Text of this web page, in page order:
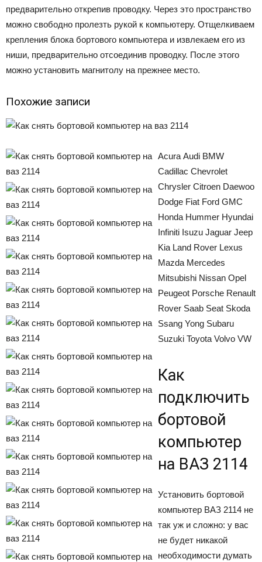
предварительно открепив проводку. Через это пространство
можно свободно пролезть рукой к компьютеру. Отщелкиваем
крепления блока бортового компьютера и извлекаем его из
ниши, предварительно отсоединив проводку. После этого
можно установить магнитолу на прежнее место.
Похожие записи
Acura Audi BMW
Cadillac Chevrolet
Chrysler Citroen Daewoo
Dodge Fiat Ford GMC
Honda Hummer Hyundai
Infiniti Isuzu Jaguar Jeep
Kia Land Rover Lexus
Mazda Mercedes
Mitsubishi Nissan Opel
Peugeot Porsche Renault
Rover Saab Seat Skoda
Ssang Yong Subaru
Suzuki Toyota Volvo VW
Как
подключить
бортовой
компьютер
на ВАЗ 2114
Установить бортовой
компьютер ВАЗ 2114 не
так уж и сложно: у вас
не будет никакой
необходимости думать